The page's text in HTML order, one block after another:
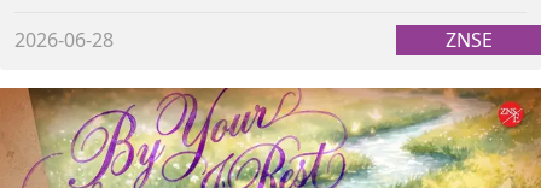
2026-06-28 ZNSE